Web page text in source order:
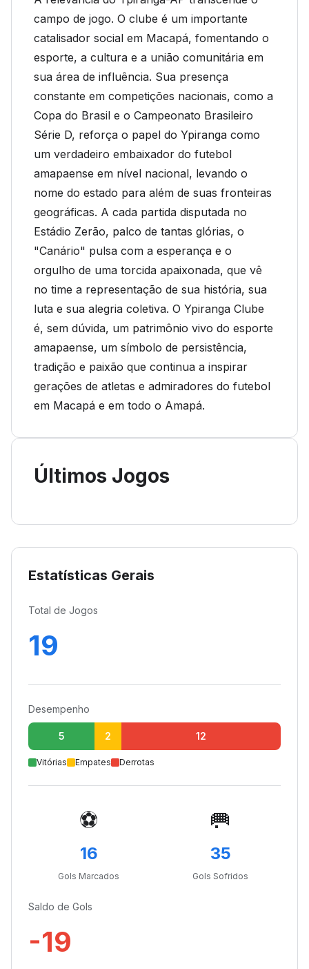
campo de jogo. O clube é um importante
catalisador social em Macapá, fomentando o
esporte, a cultura e a união comunitária em
sua área de influência. Sua presença
constante em competições nacionais, como a
Copa do Brasil e o Campeonato Brasileiro
Série D, reforça o papel do Ypiranga como
um verdadeiro embaixador do futebol
amapaense em nível nacional, levando o
nome do estado para além de suas fronteiras
geográficas. A cada partida disputada no
Estádio Zerão, palco de tantas glórias, o
"Canário" pulsa com a esperança e o
orgulho de uma torcida apaixonada, que vê
no time a representação de sua história, sua
luta e sua alegria coletiva. O Ypiranga Clube
é, sem dúvida, um patrimônio vivo do esporte
amapaense, um símbolo de persistência,
tradição e paixão que continua a inspirar
gerações de atletas e admiradores do futebol
em Macapá e em todo o Amapá.
Últimos Jogos
Estatísticas Gerais
Total de Jogos
19
Desempenho
5 2 12
Vitórias Empates Derrotas
⚽
16
Gols Marcados
🥅
35
Gols Sofridos
Saldo de Gols
-19